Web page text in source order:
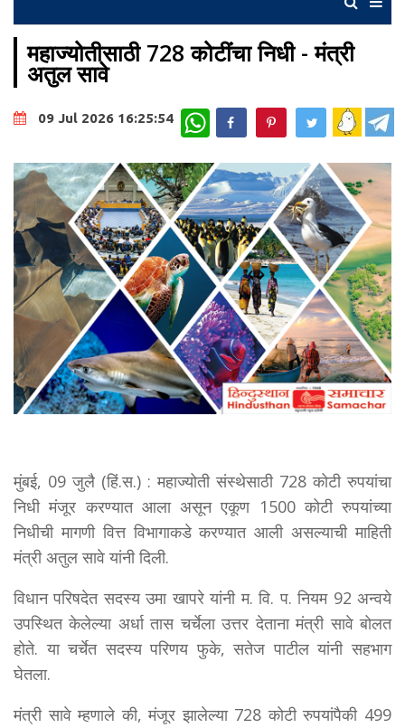
महाज्योतीसाठी 728 कोटींचा निधी - मंत्री
अतुल सावे
09 Jul 2026 16:25:54 WhatsApp
मुंबई, 09 जुलै (हिं.स.) : महाज्योती संस्थेसाठी 728 कोटी रुपयांचा
निधी मंजूर करण्यात आला असून एकूण 1500 कोटी रुपयांच्या
निधीची मागणी वित्त विभागाकडे करण्यात आली असल्याची माहिती
मंत्री अतुल सावे यांनी दिली.
विधान परिषदेत सदस्य उमा खापरे यांनी म. वि. प. नियम 92 अन्वये
उपस्थित केलेल्या अर्धा तास चर्चेला उत्तर देताना मंत्री सावे बोलत
होते. या चर्चेत सदस्य परिणय फुके, सतेज पाटील यांनी सहभाग
घेतला.
मंत्री सावे म्हणाले की, मंजूर झालेल्या 728 कोटी रुपयांपैकी 499